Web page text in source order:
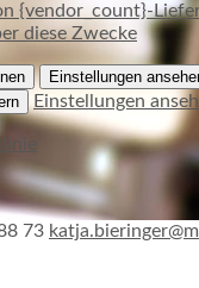
{vendor_count}-
diese Zwecke
Einstellungen
Einstellungen
73